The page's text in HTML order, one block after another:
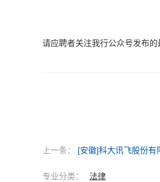
请应聘者关注我行公众号发布
上一条： [安徽]科大讯飞股份有
专业分类： 法律